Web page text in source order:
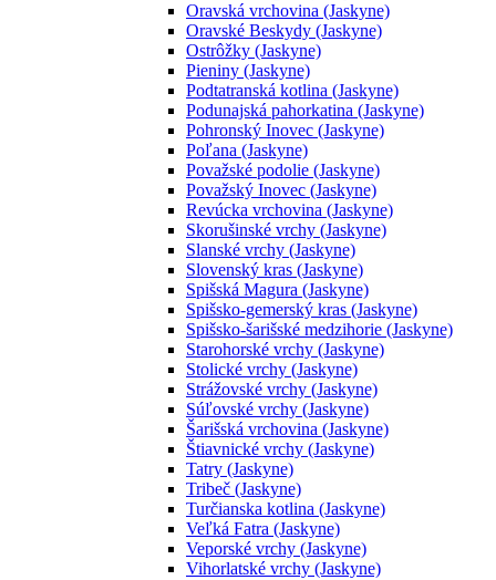
Oravská vrchovina (Jaskyne)
Oravské Beskydy (Jaskyne)
Ostrôžky (Jaskyne)
Pieniny (Jaskyne)
Podtatranská kotlina (Jaskyne)
Podunajská pahorkatina (Jaskyne)
Pohronský Inovec (Jaskyne)
Poľana (Jaskyne)
Považské podolie (Jaskyne)
Považský Inovec (Jaskyne)
Revúcka vrchovina (Jaskyne)
Skorušinské vrchy (Jaskyne)
Slanské vrchy (Jaskyne)
Slovenský kras (Jaskyne)
Spišská Magura (Jaskyne)
Spišsko-gemerský kras (Jaskyne)
Spišsko-šarišské medzihorie (Jaskyne)
Starohorské vrchy (Jaskyne)
Stolické vrchy (Jaskyne)
Strážovské vrchy (Jaskyne)
Súľovské vrchy (Jaskyne)
Šarišská vrchovina (Jaskyne)
Štiavnické vrchy (Jaskyne)
Tatry (Jaskyne)
Tribeč (Jaskyne)
Turčianska kotlina (Jaskyne)
Veľká Fatra (Jaskyne)
Veporské vrchy (Jaskyne)
Vihorlatské vrchy (Jaskyne)